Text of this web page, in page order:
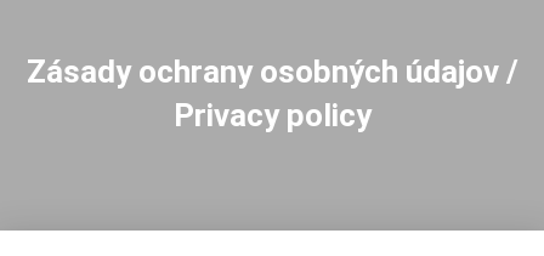
Zásady ochrany osobných údajov /
Privacy policy